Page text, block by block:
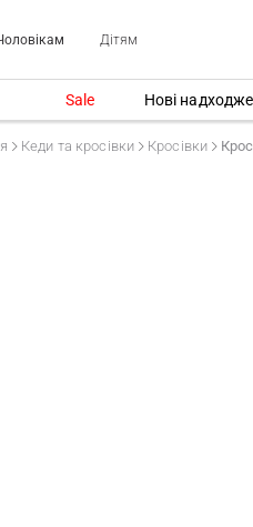
Дітям
Sale Нові
Кеди та кросівки Кросівки